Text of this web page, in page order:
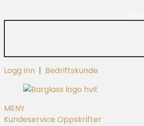
Logg inn | Bedriftskunde
MENY
Kundeservice Oppskrifter